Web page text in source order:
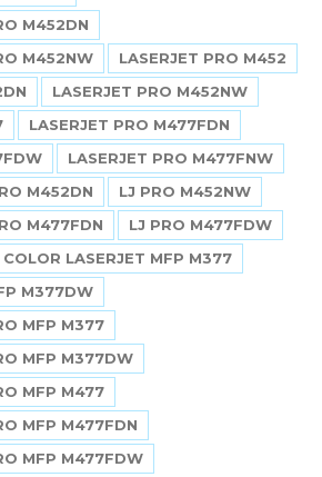
M452DN
M452NW
LASERJET PRO M452
LASERJET PRO M452NW
LASERJET PRO M477FDN
LASERJET PRO M477FNW
M452DN
LJ PRO M452NW
M477FDN
LJ PRO M477FDW
COLOR LASERJET MFP M377
M377DW
MFP M377
MFP M377DW
MFP M477
MFP M477FDN
MFP M477FDW